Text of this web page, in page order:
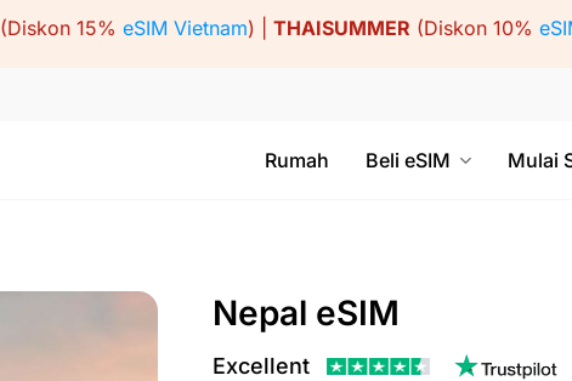
(Diskon 15% eSIM Vietnam) | THAISUMMER (Diskon 10%
Rumah Beli eSIM Mulai
Nepal eSIM
Excellent